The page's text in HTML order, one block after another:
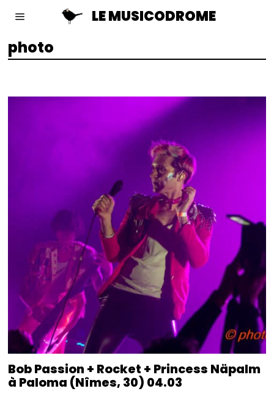
LE MUSICODROME
photo
Bob Passion + Rocket + Princess Näpalm
à Paloma (Nîmes, 30) 04.03